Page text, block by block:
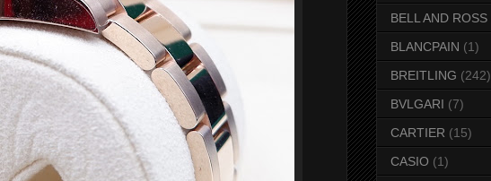
BELL AND ROSS
BLANCPAIN (1)
BREITLING (242)
BVLGARI (7)
CARTIER (15)
CASIO (1)